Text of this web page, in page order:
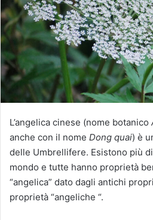
n
'
e
m
a
i
l
L’angelica cinese (nome botanico
anche con il nome Dong quai) è
delle Umbrellifere. Esistono più
mondo e tutte hanno proprietà
“angelica” dato dagli antichi
proprietà “angeliche “.